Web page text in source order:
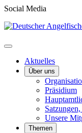
Social Media
Aktuelles
Über uns
Präsidium
Unsere
Themen